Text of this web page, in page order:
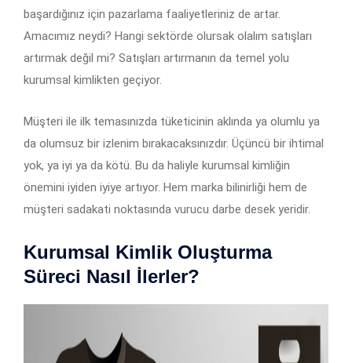
başardığınız için pazarlama faaliyetleriniz de artar.
Amacımız neydi? Hangi sektörde olursak olalım satışları
artırmak değil mi? Satışları artırmanın da temel yolu
kurumsal kimlikten geçiyor.
Müşteri ile ilk temasınızda tüketicinin aklında ya olumlu ya
da olumsuz bir izlenim bırakacaksınızdır. Üçüncü bir ihtimal
yok, ya iyi ya da kötü. Bu da haliyle kurumsal kimliğin
önemini iyiden iyiye artıyor. Hem marka bilinirliği hem de
müşteri sadakati noktasında vurucu darbe desek yeridir.
Kurumsal Kimlik Oluşturma
Süreci Nasıl İlerler?